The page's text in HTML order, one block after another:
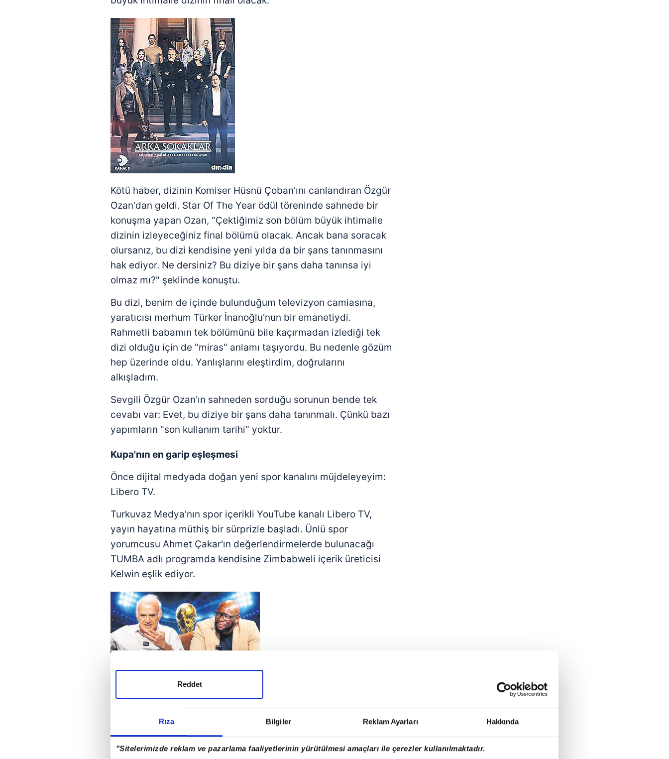
Rıza Bilgiler Reklam Ayarları Hakkında
"Sitelerimizde reklam ve pazarlama faaliyetlerinin yürütülmesi amaçları ile çerezler kullanılmaktadır.
Reddet
Kötü haber, dizinin Komiser Hüsnü Çoban'ını canlandıran Özgür
Ozan'dan geldi. Star Of The Year ödül töreninde sahnede bir
konuşma yapan Ozan, "Çektiğimiz son bölüm büyük ihtimalle
dizinin izleyeceğiniz final bölümü olacak. Ancak bana soracak
olursanız, bu dizi kendisine yeni yılda da bir şans tanınmasını
hak ediyor. Ne dersiniz? Bu diziye bir şans daha tanınsa iyi
olmaz mı?" şeklinde konuştu.
Bu dizi, benim de içinde bulunduğum televizyon camiasına,
yaratıcısı merhum Türker İnanoğlu'nun bir emanetiydi.
Rahmetli babamın tek bölümünü bile kaçırmadan izlediği tek
dizi olduğu için de "miras" anlamı taşıyordu. Bu nedenle gözüm
hep üzerinde oldu. Yanlışlarını eleştirdim, doğrularını
alkışladım.
Sevgili Özgür Ozan'ın sahneden sorduğu sorunun bende tek
cevabı var: Evet, bu diziye bir şans daha tanınmalı. Çünkü bazı
yapımların "son kullanım tarihi" yoktur.
Kupa'nın en garip eşleşmesi
Önce dijital medyada doğan yeni spor kanalını müjdeleyeyim:
Libero TV.
Turkuvaz Medya'nın spor içerikli YouTube kanalı Libero TV,
yayın hayatına müthiş bir sürprizle başladı. Ünlü spor
yorumcusu Ahmet Çakar'ın değerlendirmelerde bulunacağı
TUMBA adlı programda kendisine Zimbabweli içerik üreticisi
Kelwin eşlik ediyor.
Türkçesi ve futbol dünyasına hakimiyeti, Dr. Ahmet Çakar'ın
renkli tarzıyla birleşince ortaya keyifli bir seyirlik çıkmış.
Dünya Kupası boyunca gözüm Libero TV ve TUMBA'nın